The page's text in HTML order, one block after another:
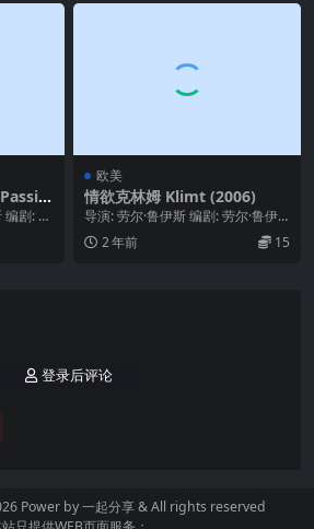
编剧: A
...
欧美
情欲克林姆 Klimt (2006)
导演: 劳尔·鲁伊斯 编剧: 劳尔·鲁伊
斯 主演: 约翰·马尔科维奇 / 维罗尼...
2 年前 15
登录后评论
Power by一起分享& All rights reserved